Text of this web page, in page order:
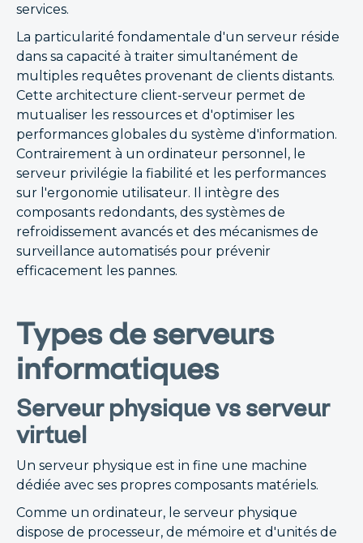
services.
La particularité fondamentale d'un serveur réside
dans sa capacité à traiter simultanément de
multiples requêtes provenant de clients distants.
Cette architecture client-serveur permet de
mutualiser les ressources et d'optimiser les
performances globales du système d'information.
Contrairement à un ordinateur personnel, le
serveur privilégie la fiabilité et les performances
sur l'ergonomie utilisateur. Il intègre des
composants redondants, des systèmes de
refroidissement avancés et des mécanismes de
surveillance automatisés pour prévenir
efficacement les pannes.
Types de serveurs
informatiques
Serveur physique vs serveur
virtuel
Un serveur physique est in fine une machine
dédiée avec ses propres composants matériels.
Comme un ordinateur, le serveur physique
dispose de processeur, de mémoire et d'unités de